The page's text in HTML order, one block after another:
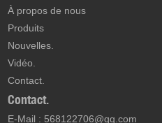
À propos de nous
Produits
Nouvelles.
Vidéo.
Contact.
Contact.
E-Mail : 568122706@qq.com